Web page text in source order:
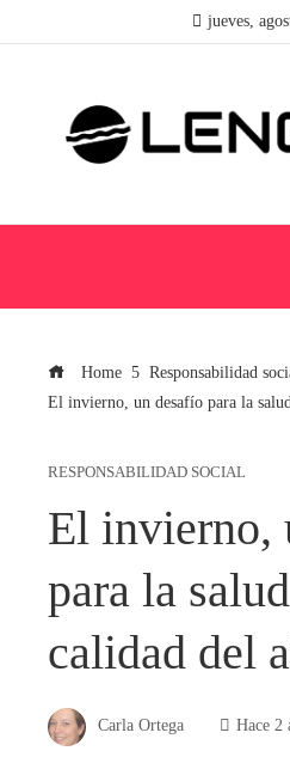
jueves,
Home
Responsabilidad
El invierno, un desafío para la
RESPONSABILIDAD SOCIAL
El invierno,
para la
calidad del
Carla Ortega Hace 2